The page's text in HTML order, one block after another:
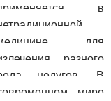
в
для
разного
недугов. В
мире